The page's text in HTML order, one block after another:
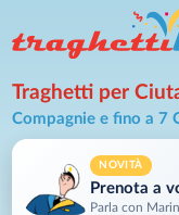
Traghetti per
Compagnie e fino a 7
NOVITÀ
Prenota a
Parla con